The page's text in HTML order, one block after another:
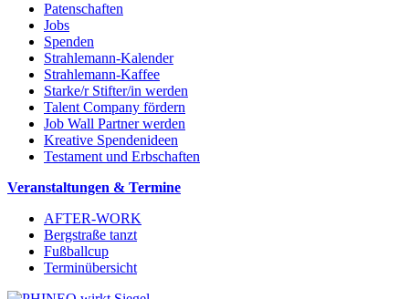
Patenschaften
Jobs
Spenden
Strahlemann-Kalender
Strahlemann-Kaffee
Starke/r Stifter/in werden
Talent Company fördern
Job Wall Partner werden
Kreative Spendenideen
Testament und Erbschaften
Veranstaltungen & Termine
AFTER-WORK
Bergstraße tanzt
Fußballcup
Terminübersicht